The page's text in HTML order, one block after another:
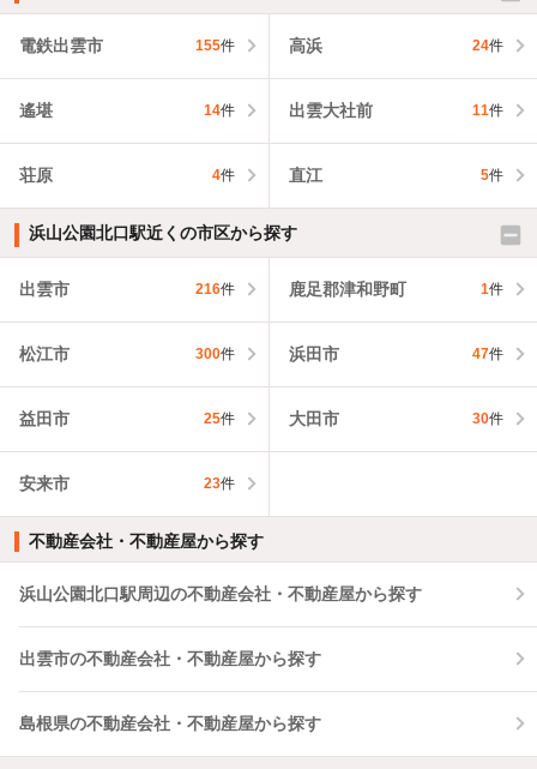
電鉄出雲市 155件 高浜 24件
遙堪 14件 出雲大社前 11件
荘原 4件 直江 5件
浜山公園北口駅近くの市区から探す
出雲市 216件 鹿足郡津和野町 1件
松江市 300件 浜田市 47件
益田市 25件 大田市 30件
安来市 23件
不動産会社・不動産屋から探す
浜山公園北口駅周辺の不動産会社・不動産屋から探す
出雲市の不動産会社・不動産屋から探す
島根県の不動産会社・不動産屋から探す